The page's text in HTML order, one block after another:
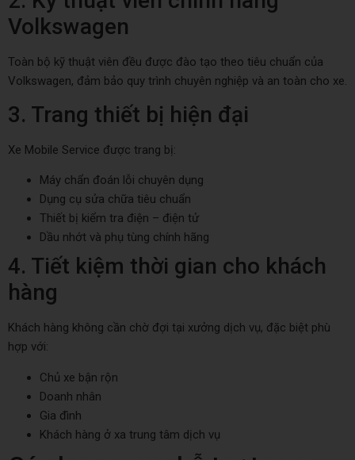
Volkswagen
Toàn bộ kỹ thuật viên đều được đào tạo theo tiêu chuẩn của
Volkswagen, đảm bảo quy trình chuyên nghiệp và an toàn cho xe.
3. Trang thiết bị hiện đại
Xe Mobile Service được trang bị:
Máy chẩn đoán lỗi chuyên dụng
Dụng cụ sửa chữa tiêu chuẩn
Thiết bị kiểm tra điện – điện tử
Dầu nhớt và phụ tùng chính hãng
4. Tiết kiệm thời gian cho khách
hàng
Khách hàng không cần chờ đợi tại xưởng dịch vụ, đặc biệt phù
hợp với:
Chủ xe bận rộn
Doanh nhân
Gia đình
Khách hàng ở xa trung tâm dịch vụ